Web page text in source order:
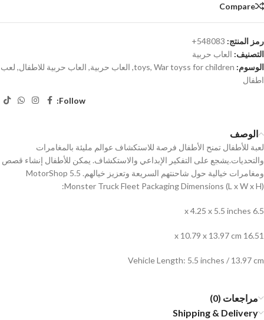
Compare
رمز المنتج: 548083+
التصنيف: العاب حربية
الوسوم:
toys, War toyss for children
, العاب حربية, العاب حربية للاطفال, لعب
اطفال
Follow:
الوصف
لعبة للأطفال تمنح الأطفال فرصة للاستكشاف عوالم مليئة بالمغامرات
والتحديات.يشجع على التفكير الإبداعي والاستكشاف. يمكن للأطفال إنشاء قصص
ومغامرات خيالية حول شاحنتهم السريعة وتعزيز خيالهم. MotorShop 5.5
Monster Truck Fleet Packaging Dimensions (L x W x H):
6.5 x 4.25 x 5.5 inches
16.51 x 10.79 x 13.97 cm
Vehicle Length: 5.5 inches / 13.97 cm
مراجعات (0)
Shipping & Delivery